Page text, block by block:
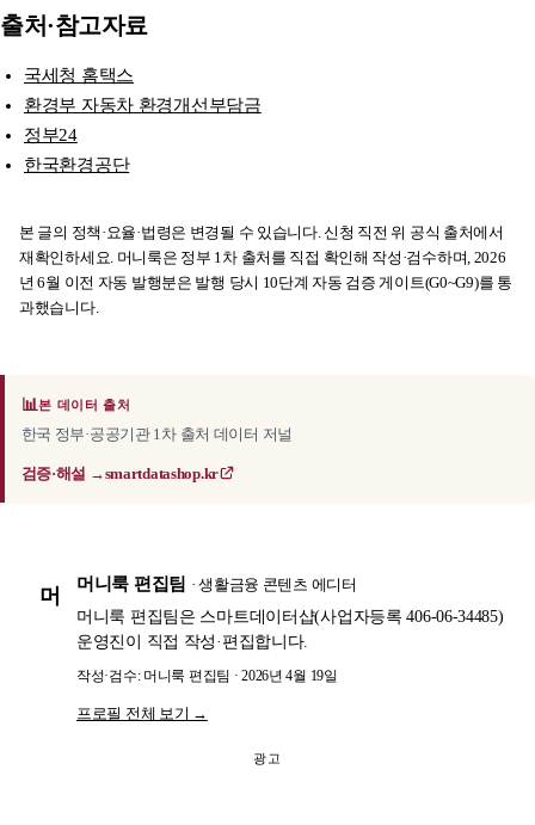
출처·참고자료
국세청 홈택스
환경부 자동차 환경개선부담금
정부24
한국환경공단
본 글의 정책·요율·법령은 변경될 수 있습니다. 신청 직전 위 공식 출처에서
재확인하세요. 머니룩은 정부 1차 출처를 직접 확인해 작성·검수하며, 2026
년 6월 이전 자동 발행분은 발행 당시 10단계 자동 검증 게이트(G0~G9)를 통
과했습니다.
📊본 데이터 출처
한국 정부·공공기관 1차 출처 데이터 저널
검증·해설 →smartdatashop.kr
머
머니룩 편집팀 · 생활금융 콘텐츠 에디터
머니룩 편집팀은 스마트데이터샵(사업자등록 406-06-34485)
운영진이 직접 작성·편집합니다.
작성·검수: 머니룩 편집팀 · 2026년 4월 19일
프로필 전체 보기 →
광고